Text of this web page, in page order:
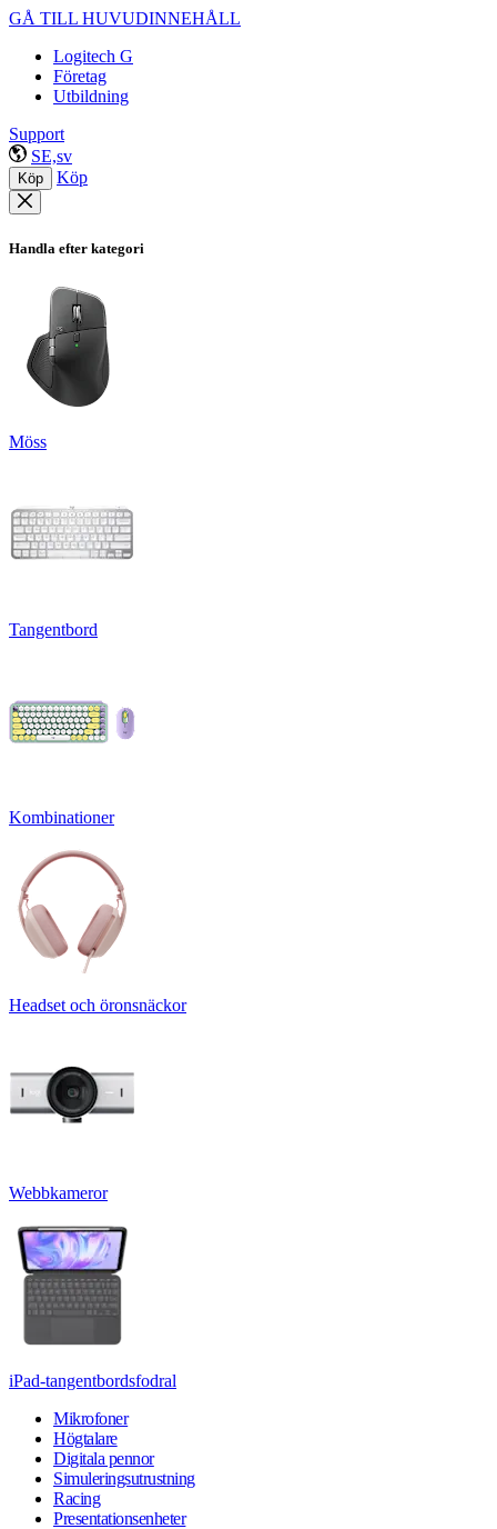
GÅ TILL HUVUDINNEHÅLL
Logitech G
Företag
Utbildning
Support
SE,sv
Köp Köp
Handla efter kategori
Möss
Tangentbord
Kombinationer
Headset och öronsnäckor
Webbkameror
iPad-tangentbordsfodral
Mikrofoner
Högtalare
Digitala pennor
Simuleringsutrustning
Racing
Presentationsenheter